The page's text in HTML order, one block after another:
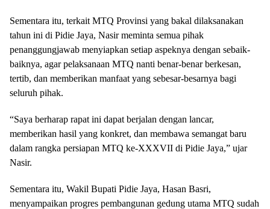
Sementara itu, terkait MTQ Provinsi yang bakal dilaksanakan
tahun ini di Pidie Jaya, Nasir meminta semua pihak
penanggungjawab menyiapkan setiap aspeknya dengan sebaik-
baiknya, agar pelaksanaan MTQ nanti benar-benar berkesan,
tertib, dan memberikan manfaat yang sebesar-besarnya bagi
seluruh pihak.
“Saya berharap rapat ini dapat berjalan dengan lancar,
memberikan hasil yang konkret, dan membawa semangat baru
dalam rangka persiapan MTQ ke-XXXVII di Pidie Jaya,” ujar
Nasir.
Sementara itu, Wakil Bupati Pidie Jaya, Hasan Basri,
menyampaikan progres pembangunan gedung utama MTQ sudah